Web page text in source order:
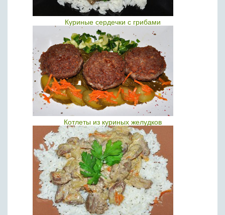
Куриные сердечки с грибами
Котлеты из куриных желудков